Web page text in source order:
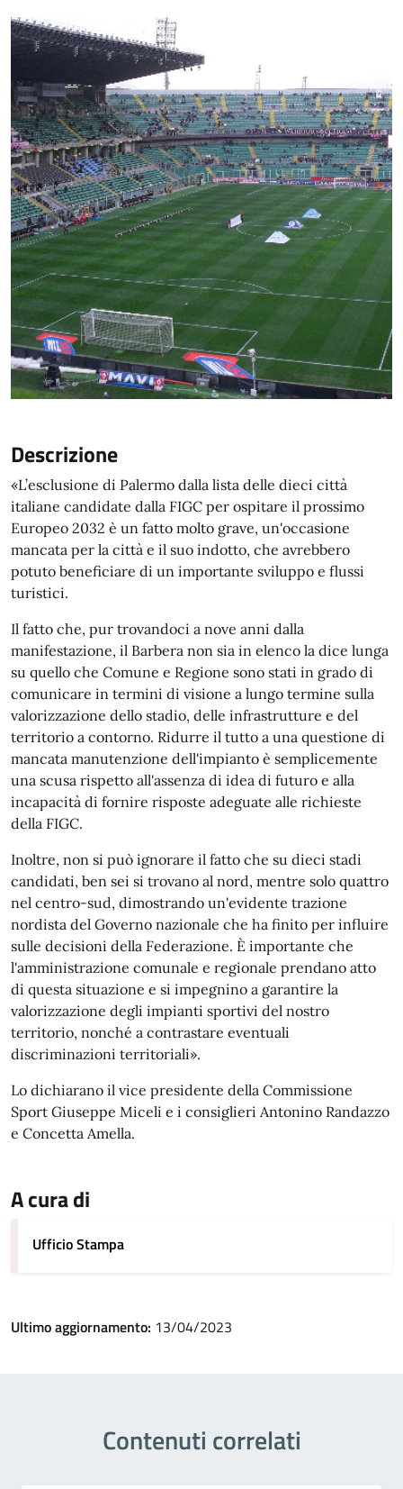
Descrizione
«L’esclusione di Palermo dalla lista delle dieci città
italiane candidate dalla FIGC per ospitare il prossimo
Europeo 2032 è un fatto molto grave, un'occasione
mancata per la città e il suo indotto, che avrebbero
potuto beneficiare di un importante sviluppo e flussi
turistici.
Il fatto che, pur trovandoci a nove anni dalla
manifestazione, il Barbera non sia in elenco la dice lunga
su quello che Comune e Regione sono stati in grado di
comunicare in termini di visione a lungo termine sulla
valorizzazione dello stadio, delle infrastrutture e del
territorio a contorno. Ridurre il tutto a una questione di
mancata manutenzione dell'impianto è semplicemente
una scusa rispetto all'assenza di idea di futuro e alla
incapacità di fornire risposte adeguate alle richieste
della FIGC.
Inoltre, non si può ignorare il fatto che su dieci stadi
candidati, ben sei si trovano al nord, mentre solo quattro
nel centro-sud, dimostrando un'evidente trazione
nordista del Governo nazionale che ha finito per influire
sulle decisioni della Federazione. È importante che
l'amministrazione comunale e regionale prendano atto
di questa situazione e si impegnino a garantire la
valorizzazione degli impianti sportivi del nostro
territorio, nonché a contrastare eventuali
discriminazioni territoriali».
Lo dichiarano il vice presidente della Commissione
Sport Giuseppe Miceli e i consiglieri Antonino Randazzo
e Concetta Amella.
A cura di
Ufficio Stampa
Ultimo aggiornamento: 13/04/2023
Contenuti correlati